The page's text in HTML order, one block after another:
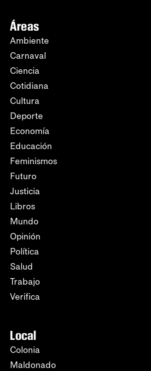
Áreas
Ambiente
Carnaval
Ciencia
Cotidiana
Cultura
Deporte
Economía
Educación
Feminismos
Futuro
Justicia
Libros
Mundo
Opinión
Política
Salud
Trabajo
Verifica
Local
Colonia
Maldonado